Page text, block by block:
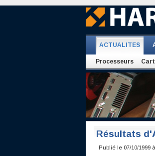
ACTUALITES
Processeurs
Résultats
Publié le 07/10/1999